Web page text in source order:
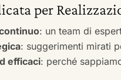
per
: un team di
: suggerimenti mirati
efficaci: perché